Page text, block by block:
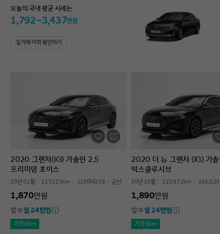
오늘의 국내 평균 시세는
1,792~3,437만원
실거래 이력 확인하기
2020 그랜저(IG) 가솔린 2.5
프리미엄 초이스
20년 01월 117,121km 129마4239 군산
1,870만원
할부월 24만원
가격 Slim
2020 더 뉴 그랜저 (IG) 가
익스클루시브
20년 10월 122,671km 162소
1,890만원
할부월 24만원
가격 Slim